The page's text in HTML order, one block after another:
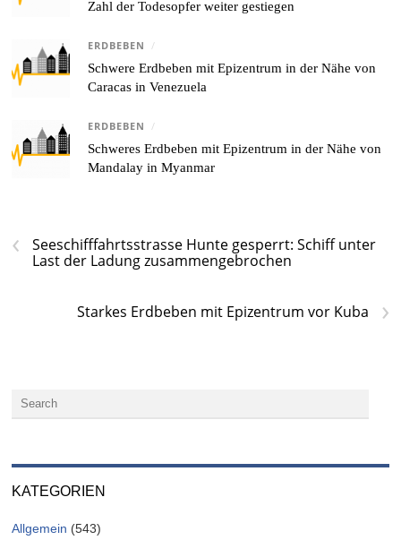
Zahl der Todesopfer weiter gestiegen
ERDBEBEN /
Schwere Erdbeben mit Epizentrum in der Nähe von
Caracas in Venezuela
ERDBEBEN /
Schweres Erdbeben mit Epizentrum in der Nähe von
Mandalay in Myanmar
‹
Seeschifffahrtsstrasse Hunte gesperrt: Schiff unter
Last der Ladung zusammengebrochen
›
Starkes Erdbeben mit Epizentrum vor Kuba
KATEGORIEN
Allgemein (543)